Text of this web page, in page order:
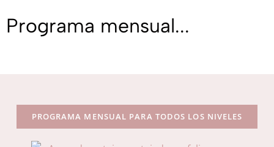
Programa mensual...
PROGRAMA MENSUAL PARA TODOS LOS NIVELES